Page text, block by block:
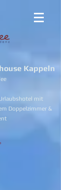
Kappeln
mit
Doppelzimmer &